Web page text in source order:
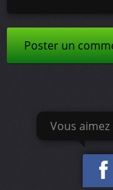
Poster un
Vous